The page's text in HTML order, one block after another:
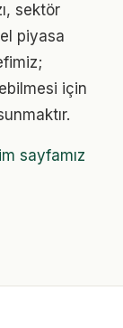
sektör
piyasa
için
sayfamız